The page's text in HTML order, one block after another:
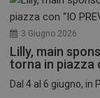
3 Giugno 2026
Lilly, main
torna in piazza
Dal 4 al 6 giugno, in